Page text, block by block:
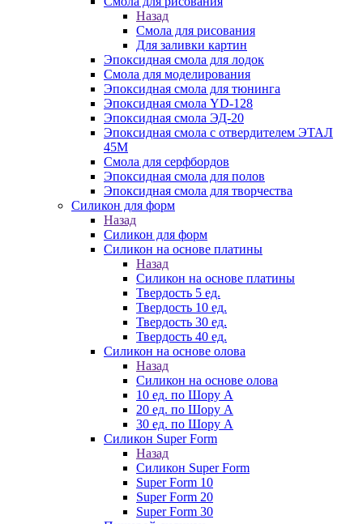
Назад
Смола для рисования
Для заливки картин
Эпоксидная смола для лодок
Смола для моделирования
Эпоксидная смола для тюнинга
Эпоксидная смола YD-128
Эпоксидная смола ЭД-20
Эпоксидная смола с отвердителем ЭТАЛ
45М
Смола для серфбордов
Эпоксидная смола для полов
Эпоксидная смола для творчества
Силикон для форм
Назад
Силикон для форм
Силикон на основе платины
Назад
Силикон на основе платины
Твердость 5 ед.
Твердость 10 ед.
Твердость 30 ед.
Твердость 40 ед.
Силикон на основе олова
Назад
Силикон на основе олова
10 ед. по Шору А
20 ед. по Шору А
30 ед. по Шору А
Силикон Super Form
Назад
Силикон Super Form
Super Form 10
Super Form 20
Super Form 30